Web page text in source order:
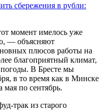
сбережения в рубли:
момент имелось уже
— объясняют
плюсов работы на
благоприятный климат,
погоды. В Бресте мы
в то время как в Минске
мая по сентябрь.